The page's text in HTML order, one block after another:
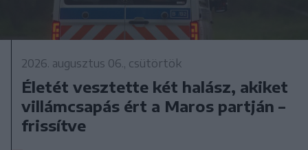
2026. augusztus 06., csütörtök
Életét vesztette két halász, akiket
villámcsapás ért a Maros partján –
frissítve